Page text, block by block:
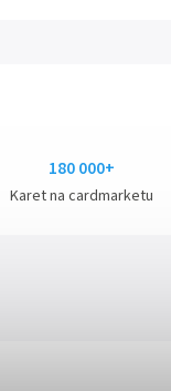
180 000+
Karet na cardmarketu